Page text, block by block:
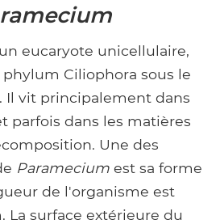
eucaryote unicellulaire,
Ciliophora sous le
Il vit principalement dans
parfois dans les matières
Une des
Paramecium est sa forme
de l'organisme est
La surface extérieure du